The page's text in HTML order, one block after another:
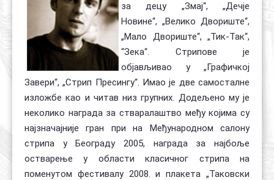
за децу „Змај“, „Дечје
Новине“, „Велико Двориште“,
„Мало Двориште“, „Тик-Так“,
“Зека“. Стрипове је
објављивао у „Графичкој
Завери“, „Стрип Пресингу“. Имао је две самосталне
изложбе као и читав низ групних. Додељено му је
неколико награда за стваралаштво међу којима су
најзначајније гран при на Међународном салону
стрипа у Београду 2005, награда за најбоље
остварење у области класичног стрипа на
поменутом фестивалу 2008. и плакета „Таковски